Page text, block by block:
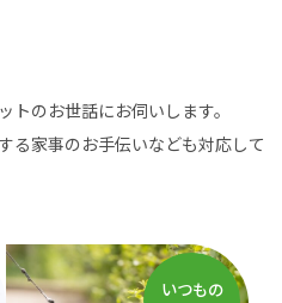
のお世話にお伺いします。
る家事のお手伝いなども対応して
いつもの